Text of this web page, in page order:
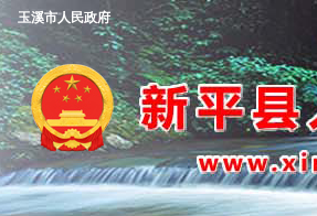
玉溪市人民政府